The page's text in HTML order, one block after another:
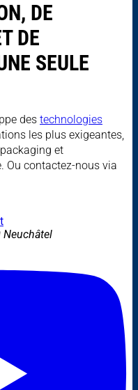
DE
DE
SEULE
des technologies
les plus exigeantes,
et
Ou contactez-nous via
Neuchâtel